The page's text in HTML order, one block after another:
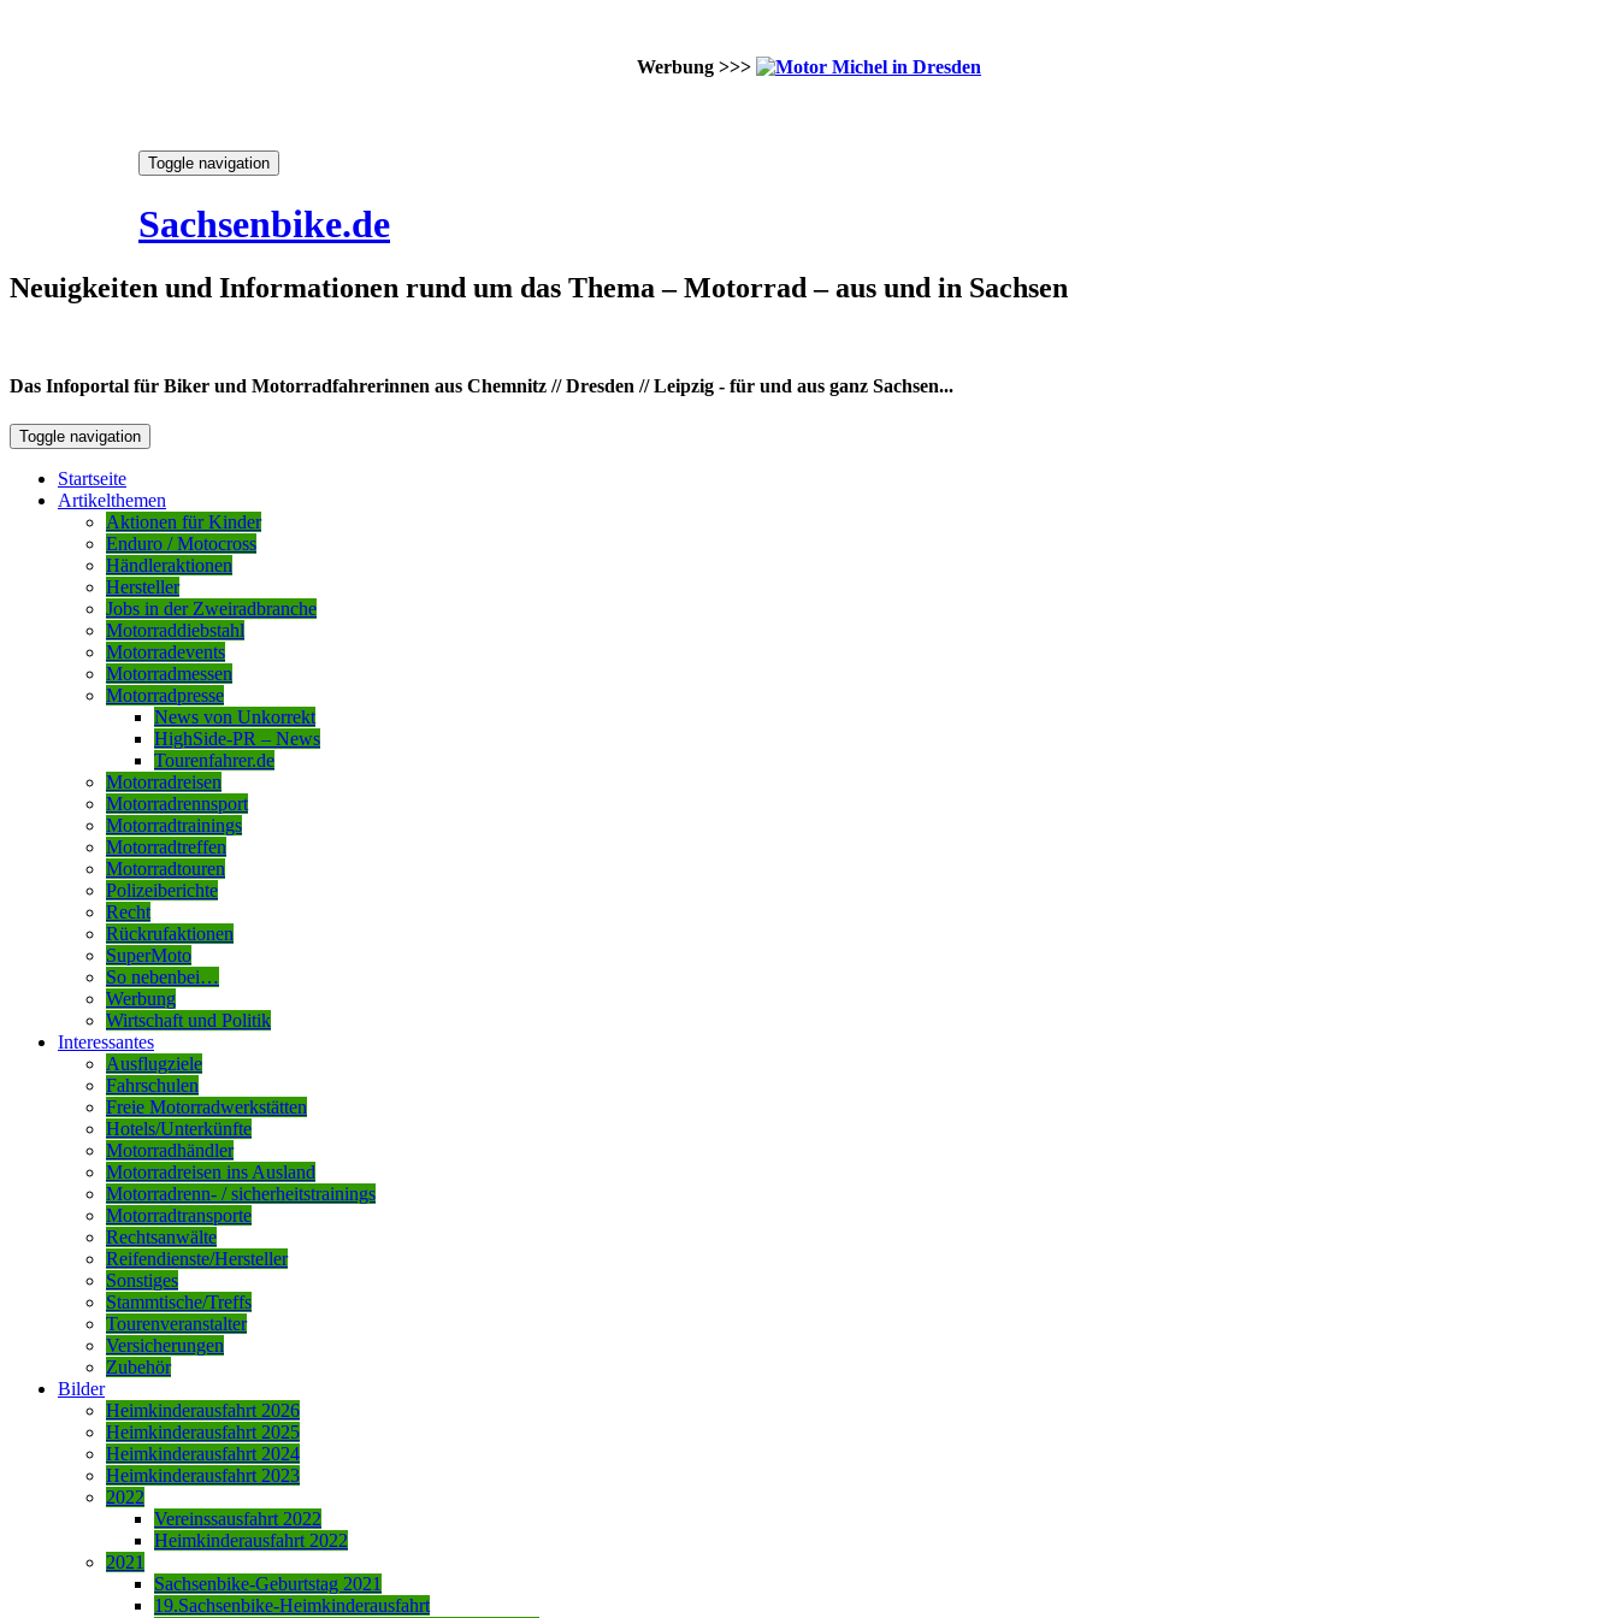
Werbung >>>
Toggle navigation
Sachsenbike.de
Neuigkeiten und Informationen rund um das Thema – Motorrad – aus und in Sachsen
Das Infoportal für Biker und Motorradfahrerinnen aus Chemnitz // Dresden // Leipzig - für und aus ganz Sachsen...
Toggle navigation
Startseite
Artikelthemen
Aktionen für Kinder
Enduro / Motocross
Händleraktionen
Hersteller
Jobs in der Zweiradbranche
Motorraddiebstahl
Motorradevents
Motorradmessen
Motorradpresse
News von Unkorrekt
HighSide-PR – News
Tourenfahrer.de
Motorradreisen
Motorradrennsport
Motorradtrainings
Motorradtreffen
Motorradtouren
Polizeiberichte
Recht
Rückrufaktionen
SuperMoto
So nebenbei…
Werbung
Wirtschaft und Politik
Interessantes
Ausflugziele
Fahrschulen
Freie Motorradwerkstätten
Hotels/Unterkünfte
Motorradhändler
Motorradreisen ins Ausland
Motorradrenn- / sicherheitstrainings
Motorradtransporte
Rechtsanwälte
Reifendienste/Hersteller
Sonstiges
Stammtische/Treffs
Tourenveranstalter
Versicherungen
Zubehör
Bilder
Heimkinderausfahrt 2026
Heimkinderausfahrt 2025
Heimkinderausfahrt 2024
Heimkinderausfahrt 2023
2022
Vereinssausfahrt 2022
Heimkinderausfahrt 2022
2021
Sachsenbike-Geburtstag 2021
19.Sachsenbike-Heimkinderausfahrt